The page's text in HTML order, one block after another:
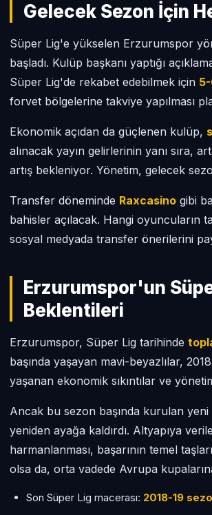
Gelecek Sezon İçin
Süper Lig'e yükselen Erzurumspor
başladı. Kulüp başkanı yaptığı
Süper Lig'de rekabet edebilmek için
forvet bölgelerine takviye yapılması
Ekonomik açıdan da güçlenen kulüp,
alınacak yayın gelirlerinin yanı sıra,
artış bekleniyor. Yönetim, gelecek
Transfer döneminde Raxcasino gibi
bahisler açılacak. Hangi oyuncuların
sosyal medyada transfer önerilerini
Erzurumspor'un
Beklentileri
Erzurumspor, Süper Lig tarihinde
başında yaşayan mavi-beyazlılar,
yaşanan ekonomik sıkıntılar ve
Ancak bu sezon başında kurulan
yeniden ayağa kaldırdı. Altyapıya
harmanlanması, başarının temel
olsa da, orta vadede Avrupa
Son Süper Lig macerası: 2018-19